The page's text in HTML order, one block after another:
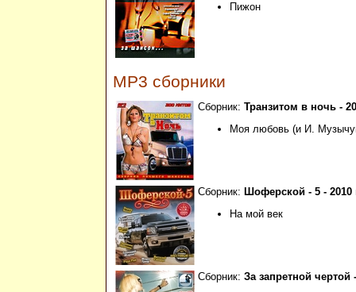
Пижон
MP3 сборники
Сборник: Транзитом в ночь -
Моя любовь (и И.
Сборник: Шоферской - 5 - 2010
На мой век
Сборник: За запретной чертой